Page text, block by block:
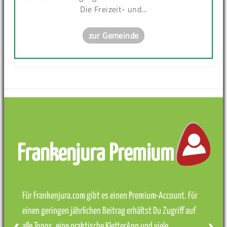
Die Freizeit- und...
zur Gemeinde
Frankenjura Premium
Für Frankenjura.com gibt es einen Premium-Account. Für
einen geringen jährlichen Beitrag erhältst Du Zugriff auf